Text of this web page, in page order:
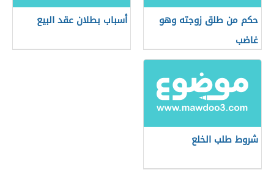
حكم من طلق زوجته وهو
غاضب
أسباب بطلان عقد البيع
شروط طلب الخلع